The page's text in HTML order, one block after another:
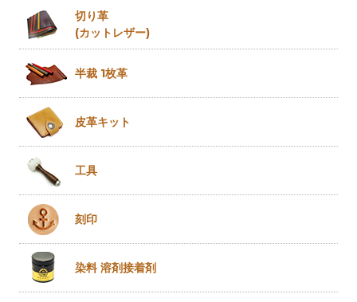
切り革
(カットレザー)
半裁 1枚革
皮革キット
工具
刻印
染料 溶剤接着剤